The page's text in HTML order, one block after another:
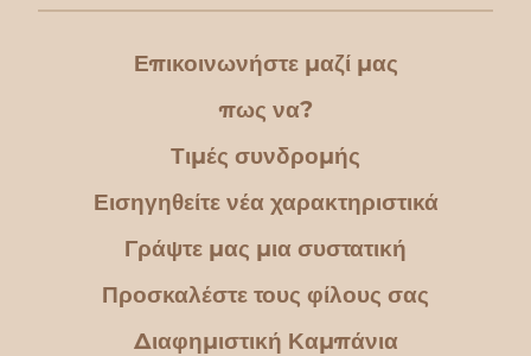
Επικοινωνήστε μαζί μας
πως να?
Τιμές συνδρομής
Εισηγηθείτε νέα χαρακτηριστικά
Γράψτε μας μια συστατική
Προσκαλέστε τους φίλους σας
Διαφημιστική Καμπάνια